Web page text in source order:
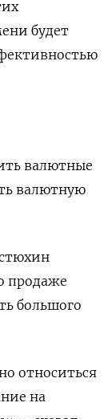
будет
валютные
валютную
продаже
большого
относиться
на